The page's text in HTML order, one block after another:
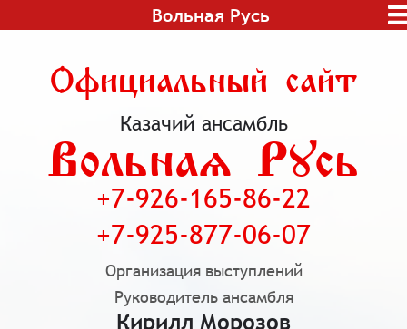
Официальный сайт
Казачий ансамбль
Вольная Русь
Вольная Русь
+7-926-165-86-22
+7-925-877-06-07
Организация выступлений
Руководитель ансамбля
Кирилл Морозов